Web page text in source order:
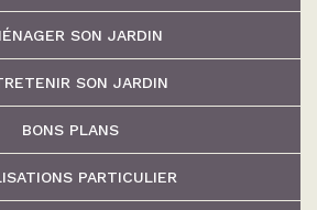
SON JARDIN
SON JARDIN
BONS PLANS
PARTICULIER